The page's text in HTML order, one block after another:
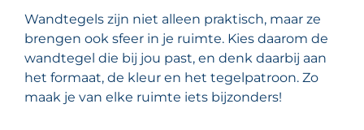
Wandtegels zijn niet alleen praktisch, maar ze
brengen ook sfeer in je ruimte. Kies daarom de
wandtegel die bij jou past, en denk daarbij aan
het formaat, de kleur en het tegelpatroon. Zo
maak je van elke ruimte iets bijzonders!